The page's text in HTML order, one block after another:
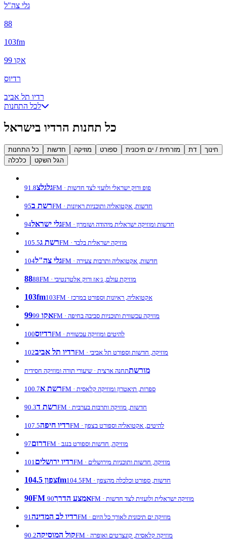
גלי צה"ל
88
103fm
אקו 99
רדיוס
רדיו תל אביב
לכל התחנות
כל תחנות הרדיו בישראל
כל התחנות חדשות מוזיקה ספורט מזרחית / ים תיכונית דת
חינוך
כלכלה
הגל השקט
גלגלצ 91.8FM · פופ ורוק ישראלי ולועזי לצד חדשות
רשת ב 95FM · חדשות, אקטואליה ותוכניות ראיונות
גלי ישראל 94FM · חדשות ומוזיקה ישראלית מיהודה ושומרון
רשת ג 105.5FM · מוזיקה ישראלית בלבד
גלי צה"ל 104FM · חדשות, אקטואליה ותרבות צעירה
88 88FM · מוזיקת עולם, ג׳אז ורוק אלטרנטיבי
103fm 103FM · אקטואליה, ראיונות וספורט במרכז
אקו 99 99FM · מוזיקה עכשווית ותוכניות סביבה בחיפה
רדיוס 100FM · להיטים ומוזיקה עכשווית
רדיו תל אביב 102FM · מוזיקה, חדשות וספורט תל אביבי
מורשתתחנה ארצית · שיעורי תורה ומוזיקה חסידית
רשת א 100.7FM · ספרות, תיאטרון ומוזיקה קלאסית
רשת ד 90.3FM · חדשות, מוזיקה ותרבות בערבית
רדיו חיפה 107.5FM · להיטים, אקטואליה וספורט בצפון
דרום 97FM · מוזיקה, חדשות וספורט בנגב
רדיו ירושלים 101FM · מוזיקה, חדשות ותוכניות מירושלים
צפון 104.5fm 104.5FM · חדשות, ספורט וכלכלה מהצפון
90FM אמצע הדרך 90FM · מוזיקה ישראלית ולועזית לצד חדשות
רדיו לב המדינה 91FM · מוזיקה ים תיכונית לאורך כל היום
קול המוסיקה 90.2FM · מוזיקה קלאסית, קונצרטים ואופרה